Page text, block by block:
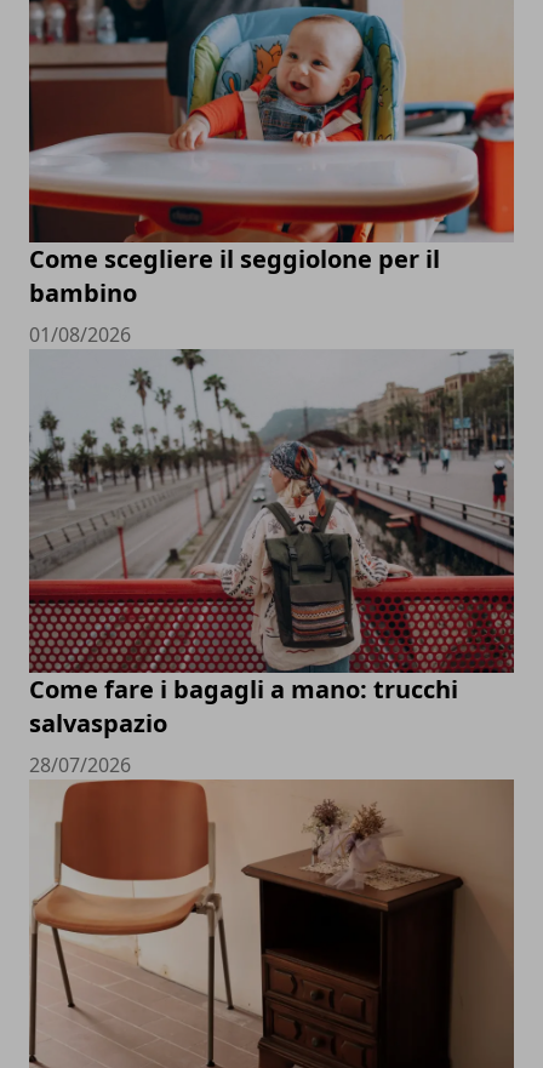
Come scegliere il seggiolone per il
bambino
01/08/2026
Come fare i bagagli a mano: trucchi
salvaspazio
28/07/2026